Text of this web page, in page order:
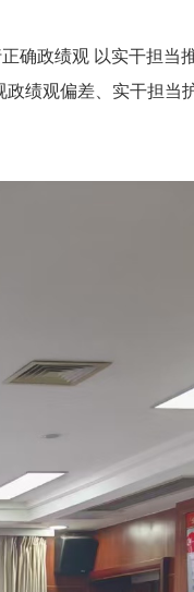
确政绩观 以实干担当
绩观偏差、实干担当